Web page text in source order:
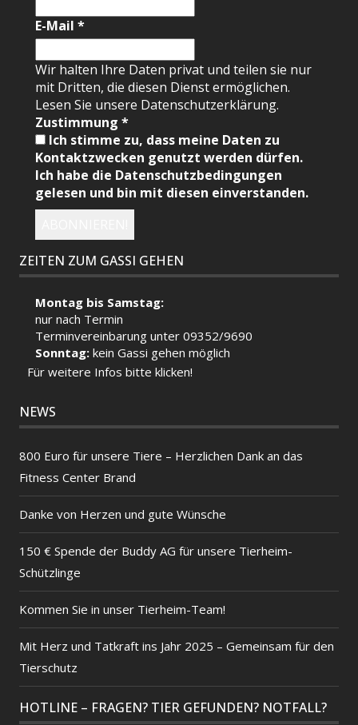
E-Mail*
Wir halten Ihre Daten privat und teilen sie nur
mit Dritten, die diesen Dienst ermöglichen.
Lesen Sie unsere Datenschutzerklärung.
Zustimmung*
Ich stimme zu, dass meine Daten zu
Kontaktzwecken genutzt werden dürfen.
Ich habe die Datenschutzbedingungen
gelesen und bin mit diesen einverstanden.
ZEITEN ZUM GASSI GEHEN
Montag bis Samstag:
nur nach Termin
Terminvereinbarung unter 09352/9690
Sonntag:kein Gassi gehen möglich
Für weitere Infos bitte klicken!
NEWS
800 Euro für unsere Tiere – Herzlichen Dank an das
Fitness Center Brand
Danke von Herzen und gute Wünsche
150 € Spende der Buddy AG für unsere Tierheim-
Schützlinge
Kommen Sie in unser Tierheim-Team!
Mit Herz und Tatkraft ins Jahr 2025 – Gemeinsam für den
Tierschutz
HOTLINE – FRAGEN? TIER GEFUNDEN? NOTFALL?